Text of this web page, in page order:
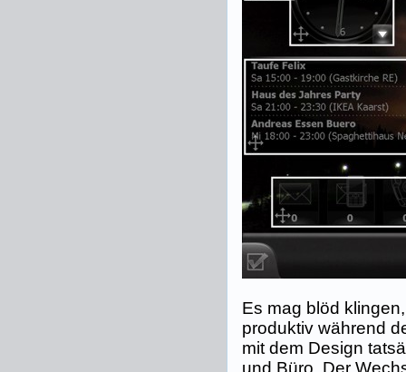
Es mag blöd
produktiv während
mit dem Design
und Büro. Der